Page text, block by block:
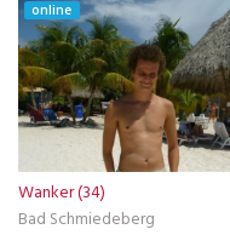
online
Wanker (34)
Bad Schmiedeberg